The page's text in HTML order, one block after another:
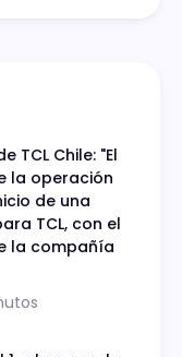
TCL Chile: "El
la operación
de una
TCL, con el
la compañía